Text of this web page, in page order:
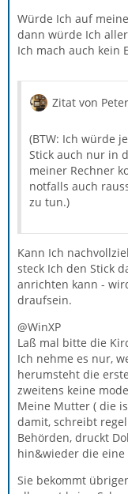
Würde Ich auf
dann würde Ich
Ich mach auch kein
Zitat von
(BTW: Ich würde
Stick auch nur in
meiner Rechner
notfalls auch
zu tun.)
Kann Ich
steck Ich den Stick
anrichten kann -
draufsein.
@WinXP
Laß mal bitte die
Ich nehme es nur,
herumsteht die
zweitens keine
Meine Mutter ( die
damit, schreibt
Behörden, druckt
hin&wieder die eine
Sie bekommt